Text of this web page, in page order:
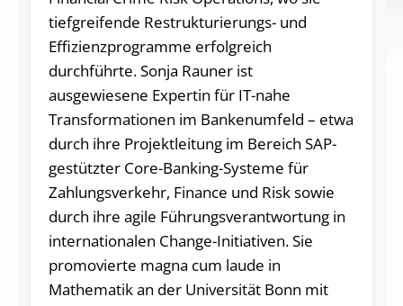
tiefgreifende Restrukturierungs- und
Effizienzprogramme erfolgreich
durchführte. Sonja Rauner ist
ausgewiesene Expertin für IT-nahe
Transformationen im Bankenumfeld – etwa
durch ihre Projektleitung im Bereich SAP-
gestützter Core-Banking-Systeme für
Zahlungsverkehr, Finance und Risk sowie
durch ihre agile Führungsverantwortung in
internationalen Change-Initiativen. Sie
promovierte magna cum laude in
Mathematik an der Universität Bonn mit